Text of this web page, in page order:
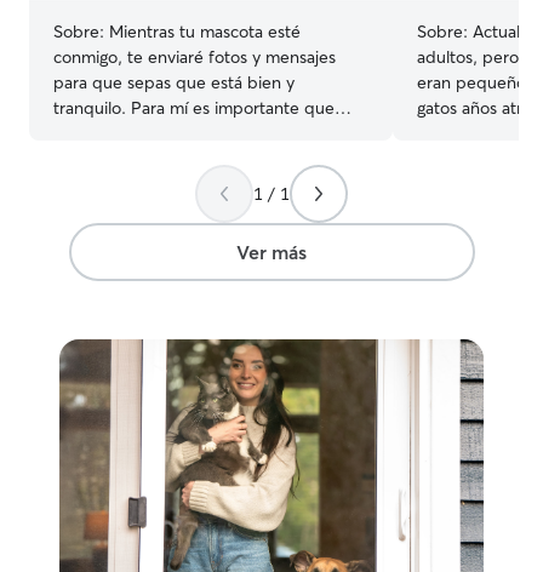
Sobre: Mientras tu mascota esté
conmigo, te enviaré fotos y mensajes
para que sepas que está bien y
tranquilo. Para mí es importante que
Sobre:
adultos, pero
eran
gatos años
1 / 1
Ver más